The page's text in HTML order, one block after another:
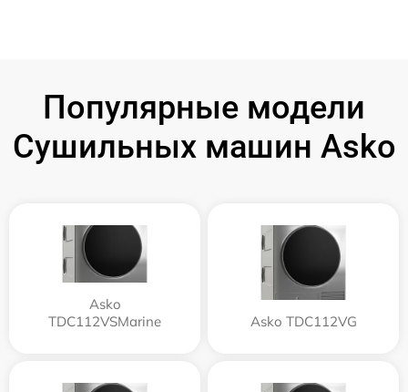
Популярные модели
Сушильных машин Asko
Asko
TDC112VSMarine
Asko TDC112VG